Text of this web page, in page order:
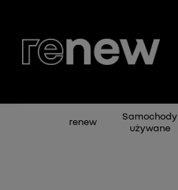
renew
Samochody
używane